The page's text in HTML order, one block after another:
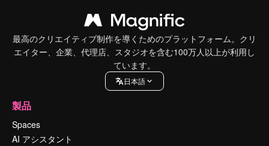
最高のクリエイティブ制作を導くためのプラットフォーム。クリ
エイター、企業、代理店、スタジオを含む100万人以上が利用し
ています。
日本語
製品
Spaces
AI アシスタント